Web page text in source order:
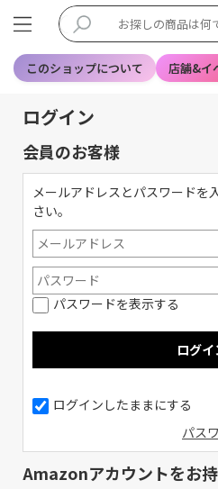
このショップについて 店舗&イ
ログイン
会員のお客様
メールアドレスとパスワードを
さい。
パスワードを表示する
ログインしたままにする
パス
Amazonアカウントをお